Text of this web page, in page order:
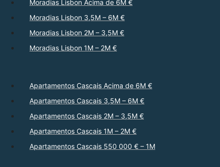
Moradias Lisbon Acima de 6M €
Moradias Lisbon 3,5M – 6M €
Moradias Lisbon 2M – 3,5M €
Moradias Lisbon 1M – 2M €
Apartamentos Cascais Acima de 6M €
Apartamentos Cascais 3,5M – 6M €
Apartamentos Cascais 2M – 3,5M €
Apartamentos Cascais 1M – 2M €
Apartamentos Cascais 550 000 € – 1M